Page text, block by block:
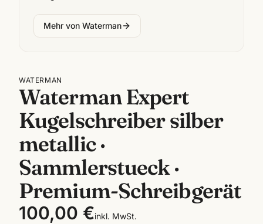
Mehr von Waterman
WATERMAN
Waterman Expert
Kugelschreiber silber
metallic ·
Sammlerstueck ·
Premium-Schreibgerät
100,00 €inkl. MwSt.